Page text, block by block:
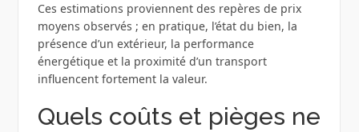
Ces estimations proviennent des repères de prix
moyens observés ; en pratique, l’état du bien, la
présence d’un extérieur, la performance
énergétique et la proximité d’un transport
influencent fortement la valeur.
Quels coûts et pièges ne